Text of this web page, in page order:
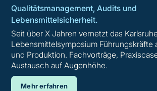
erläutert sie dieGrundlagen einer
Lebensmittelsicherheitskultur
Optimierung der inzwischen gesetzlich
Lebensmittelsicherheitskultur in Ihrem
Qualitätsmanagement, Audits und
Lebensmittelsicherheit.
Seit über X Jahren vernetzt das
Lebensmittelsymposium Führungskräfte
und Produktion. Fachvorträge,
Austausch auf Augenhöhe.
Mehr erfahren